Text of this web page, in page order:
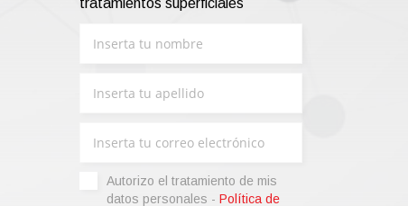
tratamientos superficiales
Autorizo ​​el tratamiento de mis
datos personales - Política de